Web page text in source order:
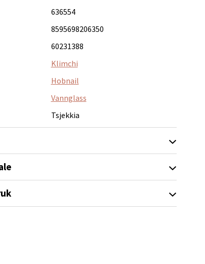
636554
8595698206350
60231388
Klimchi
Hobnail
Vannglass
Tsjekkia